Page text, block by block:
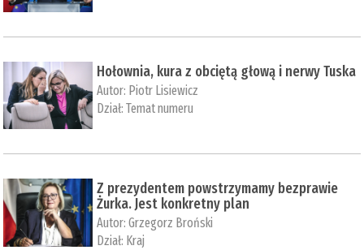
Hołownia, kura z obciętą głową i nerwy Tuska
Autor: Piotr Lisiewicz
Dział:Temat numeru
Z prezydentem powstrzymamy bezprawie
Żurka. Jest konkretny plan
Autor:Grzegorz Broński
Dział: Kraj